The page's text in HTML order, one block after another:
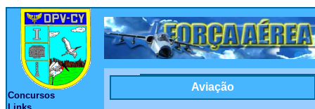
Concursos
Aviação